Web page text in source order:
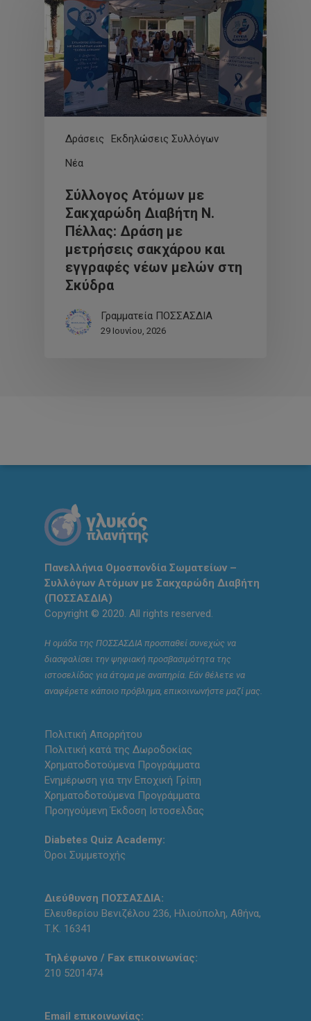
Δράσεις
Εκδηλώσεις Συλλόγων
Νέα
Σύλλογος Ατόμων με
Σακχαρώδη Διαβήτη Ν.
Πέλλας: Δράση με
μετρήσεις σακχάρου και
εγγραφές νέων μελών στη
Σκύδρα
Γραμματεία ΠΟΣΣΑΣΔΙΑ
29 Ιουνίου, 2026
Πανελλήνια Ομοσπονδία Σωματείων –
Συλλόγων Ατόμων με Σακχαρώδη Διαβήτη
(ΠΟΣΣΑΣΔΙΑ)
Copyright © 2020. All rights reserved.
Η ομάδα της ΠΟΣΣΑΣΔΙΑ προσπαθεί συνεχώς να
διασφαλίσει την ψηφιακή προσβασιμότητα της
ιστοσελίδας για άτομα με αναπηρία. Εάν θέλετε να
αναφέρετε κάποιο πρόβλημα, επικοινωνήστε μαζί μας.
Πολιτική Απορρήτου
Πολιτική κατά της Δωροδοκίας
Χρηματοδοτούμενα Προγράμματα
Ενημέρωση για την Εποχική Γρίπη
Χρηματοδοτούμενα Προγράμματα
Προηγούμενη Έκδοση Ιστοσελδας
Diabetes Quiz Academy:
Όροι Συμμετοχής
Διεύθυνση ΠΟΣΣΑΣΔΙΑ:
Ελευθερίου Βενιζέλου 236, Ηλιούπολη, Αθήνα,
Τ.Κ. 16341
Τηλέφωνο / Fax επικοινωνίας:
210 5201474
Email επικοινωνίας: